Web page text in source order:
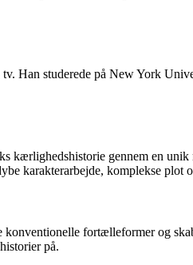
Han studerede på New York
kærlighedshistorie gennem en
karakterarbejde, komplekse plot
fortælleformer og
på.